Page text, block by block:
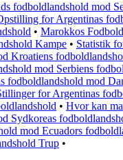
fodboldlandshold mod
for Argentinas
• Marokkos
Kampe • Statistik
Kroatiens
mod Serbiens
fodboldlandshold mod
for Argentinas
• Hvor kan
Sydkoreas
mod Ecuadors
Trup •